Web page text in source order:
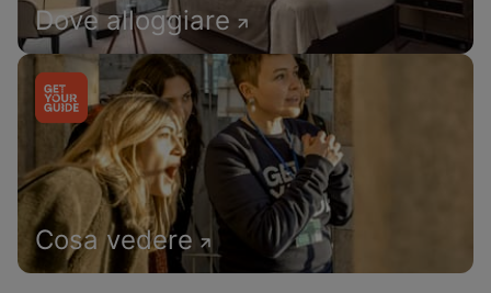
Dove alloggiare
Cosa vedere